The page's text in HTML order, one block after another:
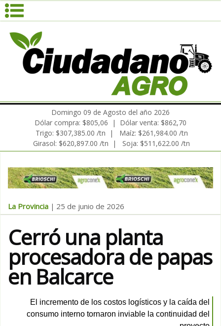
Dólar compra: $805,06 | Dólar venta: $862,70
Trigo: $307,385.00 /tn | Maíz: $261,984.00 /tn
Girasol: $620,897.00 /tn | Soja: $511,622.00 /tn
Domingo 09 de Agosto del año 2026
La Provincia | 25 de junio de 2026
Cerró una planta
procesadora de papas
en Balcarce
El incremento de los costos logísticos y la caída del
consumo interno tornaron inviable la continuidad del